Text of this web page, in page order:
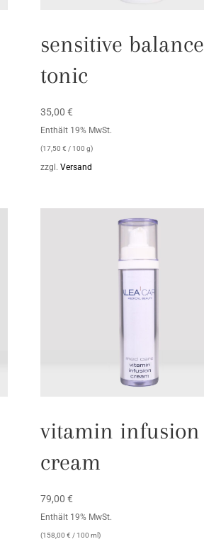
sensitive balance
tonic
35,00 €
Enthält 19% MwSt.
(17,50 € / 100 g)
zzgl. Versand
vitamin infusion
cream
79,00 €
Enthält 19% MwSt.
(158,00 € / 100 ml)